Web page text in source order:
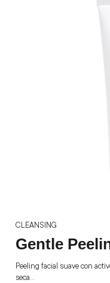
CLEANSING
Gentle
Peeling facial suave con
seca…